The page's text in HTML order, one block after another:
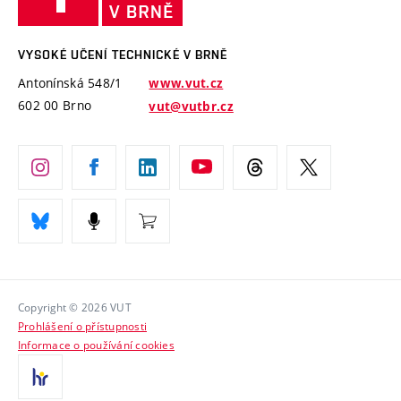
Projekty
Projekty ze strukturálních fondů
Specifický výzkum
Mezinárodní dohody
Vyznamenání
Organizační struktura
Ochrana osobních údajů
Pracovní příležitosti
(externí
Sociální bezpečí
HR Award
Kontakty
VYSOKÉ UČENÍ TECHNICKÉ V BRNĚ
Antonínská 548/1
602 00 Brno
www.vut.cz
vut@vutbr.cz
Copyright © 2026 VUT
Prohlášení o přístupnosti
Informace o používání cookies